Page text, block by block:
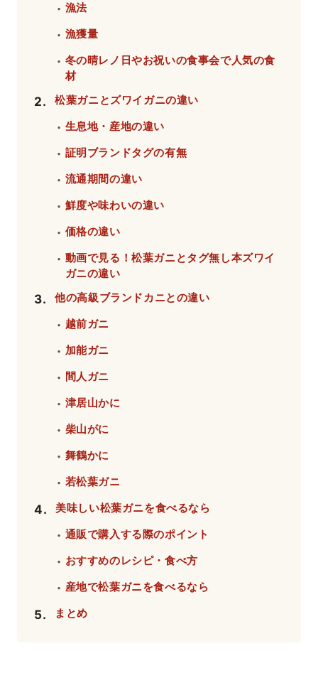
・ 漁法
・ 漁獲量
・ 冬の晴レノ日やお祝いの食事会で人気の食
材
2. 松葉ガニとズワイガニの違い
・ 生息地・産地の違い
・ 証明ブランドタグの有無
・ 流通期間の違い
・ 鮮度や味わいの違い
・ 価格の違い
・ 動画で見る！松葉ガニとタグ無し本ズワイ
ガニの違い
3. 他の高級ブランドカニとの違い
・ 越前ガニ
・ 加能ガニ
・ 間人ガニ
・ 津居山かに
・ 柴山がに
・ 舞鶴かに
・ 若松葉ガニ
4. 美味しい松葉ガニを食べるなら
・ 通販で購入する際のポイント
・ おすすめのレシピ・食べ方
・ 産地で松葉ガニを食べるなら
5. まとめ